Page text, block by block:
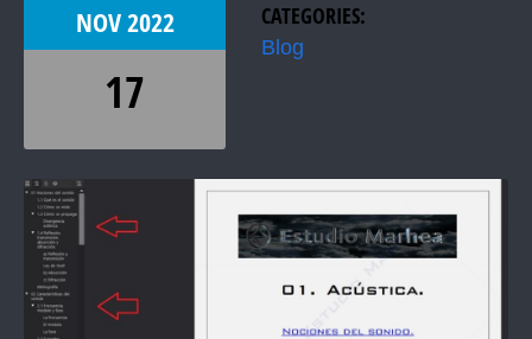
NOV2022
17
CATEGORIES:
Blog